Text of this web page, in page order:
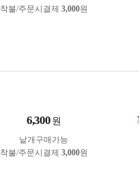
착불/주문시결제 3,000원
6,300 원
낱개구매가능
착불/주문시결제 3,000원